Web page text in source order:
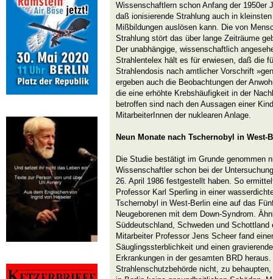
Wissenschaftlern schon Anfang der 1950er
daß ionisierende Strahlung auch in
Mißbildungen auslösen kann. Die von
Strahlung stört das über lange Zeiträume
Der unabhängige, wissenschaftlich
Strahlentelex hält es für erwiesen, daß die
Strahlendosis nach amtlicher Vorschrift
ergeben auch die Beobachtungen der
die eine erhöhte Krebshäufigkeit in der
betroffen sind nach den Aussagen einer
MitarbeiterInnen der nuklearen Anlage.
Neun Monate nach Tschernobyl in West-
Die Studie bestätigt im Grunde genommen
Wissenschaftler schon bei der
26. April 1986 festgestellt haben. So
Professor Karl Sperling in einer
Tschernobyl in West-Berlin eine auf das
Neugeborenen mit dem Down-Syndrom.
Süddeutschland, Schweden und Schottland
Mitarbeiter Professor Jens Scheer fand
Säuglingssterblichkeit und einen
Erkrankungen in der gesamten BRD
Strahlenschutzbehörde nicht, zu